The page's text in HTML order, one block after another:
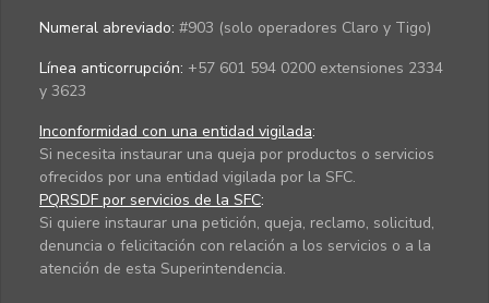
Numeral abreviado: #903 (solo operadores Claro y Tigo)
Línea anticorrupción: +57 601 594 0200 extensiones 2334
y 3623
Inconformidad con una entidad vigilada:
Si necesita instaurar una queja por productos o servicios
ofrecidos por una entidad vigilada por la SFC.
PQRSDF por servicios de la SFC:
Si quiere instaurar una petición, queja, reclamo, solicitud,
denuncia o felicitación con relación a los servicios o a la
atención de esta Superintendencia.